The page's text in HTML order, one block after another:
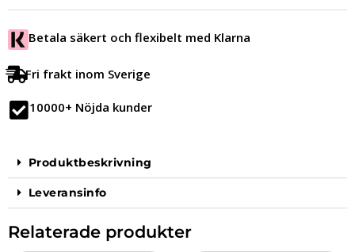
Betala säkert och flexibelt med Klarna
Fri frakt inom Sverige
10000+ Nöjda kunder
Produktbeskrivning
Leveransinfo
Relaterade produkter